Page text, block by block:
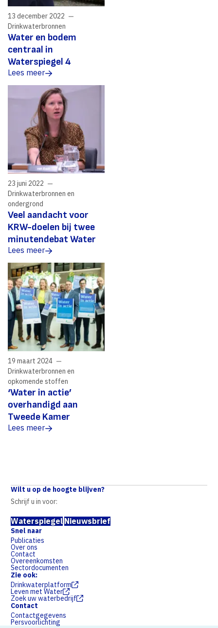
Water en bodem
centraal in
Waterspiegel 4
13 december 2022
Drinkwaterbronnen
Lees meer
Veel aandacht voor
KRW-doelen bij twee
minutendebat Water
23 juni 2022
Drinkwaterbronnen en
ondergrond
Lees meer
‘Water in actie’
overhandigd aan
Tweede Kamer
19 maart 2024
Drinkwaterbronnen en
opkomende stoffen
Lees meer
Wilt u op de hoogte blijven?
Schrijf u in voor:
Waterspiegel Nieuwsbrief
Snel naar
Publicaties
Over ons
Contact
Overeenkomsten
Sectordocumenten
Zie ook:
Drinkwaterplatform
Leven met Water
Zoek uw waterbedrijf
Contact
Contactgegevens
Persvoorlichting